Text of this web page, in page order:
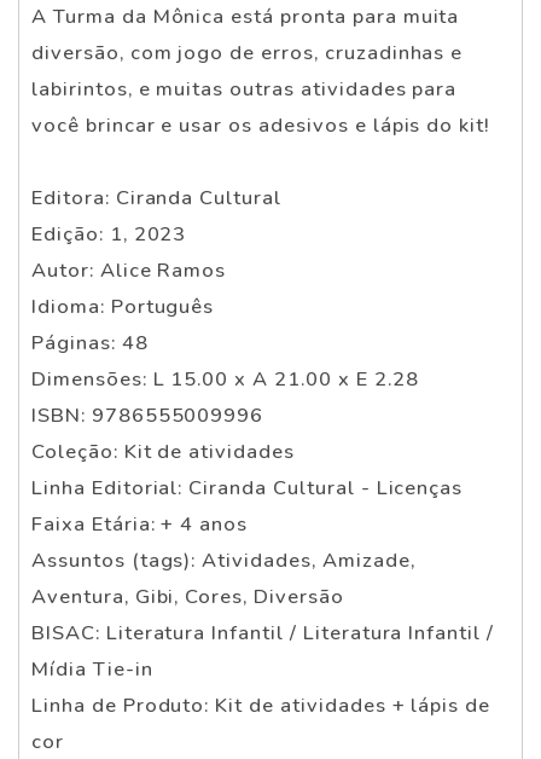
A Turma da Mônica está pronta para muita
diversão, com jogo de erros, cruzadinhas e
labirintos, e muitas outras atividades para
você brincar e usar os adesivos e lápis do kit!
Editora: Ciranda Cultural
Edição: 1, 2023
Autor: Alice Ramos
Idioma: Português
Páginas: 48
Dimensões: L 15.00 x A 21.00 x E 2.28
ISBN: 9786555009996
Coleção: Kit de atividades
Linha Editorial: Ciranda Cultural - Licenças
Faixa Etária: + 4 anos
Assuntos (tags): Atividades, Amizade,
Aventura, Gibi, Cores, Diversão
BISAC: Literatura Infantil / Literatura Infantil /
Mídia Tie-in
Linha de Produto: Kit de atividades + lápis de
cor